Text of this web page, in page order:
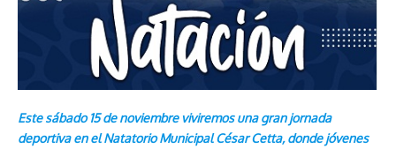
Este sábado 15 de noviembre viviremos una gran jornada
deportiva en el Natatorio Municipal César Cetta, donde jóvenes